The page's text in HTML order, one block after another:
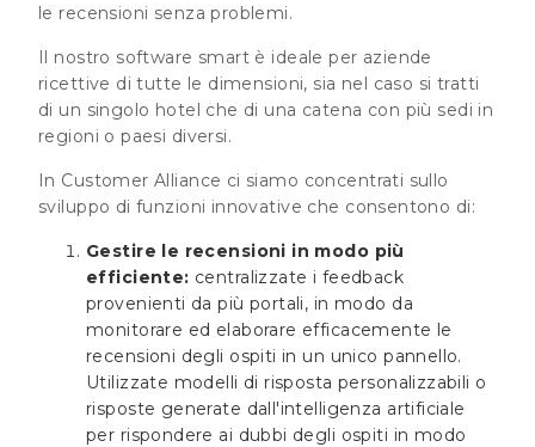
le recensioni senza problemi.
Il nostro software smart è ideale per aziende
ricettive di tutte le dimensioni, sia nel caso si tratti
di un singolo hotel che di una catena con più sedi in
regioni o paesi diversi.
In Customer Alliance ci siamo concentrati sullo
sviluppo di funzioni innovative che consentono di:
Gestire le recensioni in modo più
efficiente: centralizzate i feedback
provenienti da più portali, in modo da
monitorare ed elaborare efficacemente le
recensioni degli ospiti in un unico pannello.
Utilizzate modelli di risposta personalizzabili o
risposte generate dall'intelligenza artificiale
per rispondere ai dubbi degli ospiti in modo